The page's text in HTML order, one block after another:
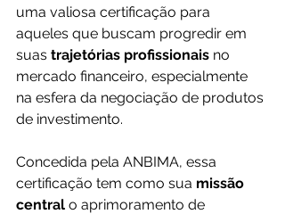
uma valiosa certificação para
aqueles que buscam progredir em
suas trajetórias profissionais no
mercado financeiro, especialmente
na esfera da negociação de produtos
de investimento.
Concedida pela ANBIMA, essa
certificação tem como sua missão
central o aprimoramento de